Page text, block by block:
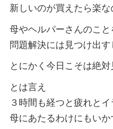
新しいのが買えたら楽な
母やヘルパーさんのこと
問題解決には見つけ出
とにかく今日こそは絶対
とは言え
３時間も経つと疲れとイ
母にあたるわけにもいか